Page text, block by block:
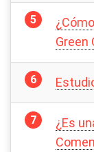
Green
¿Es